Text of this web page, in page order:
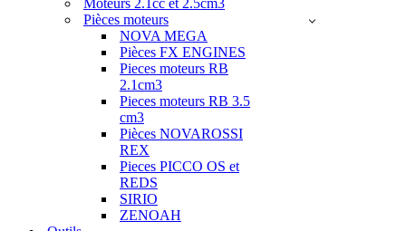
Moteurs 2.1cc et 2.5cm3
Pièces moteurs
NOVA MEGA
Pièces FX ENGINES
Pieces moteurs RB
2.1cm3
Pieces moteurs RB 3.5
cm3
Pièces NOVAROSSI
REX
Pieces PICCO OS et
REDS
SIRIO
ZENOAH